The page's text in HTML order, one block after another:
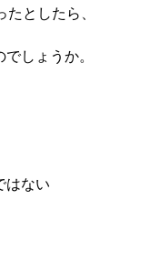
としたら、
しょうか。
はない